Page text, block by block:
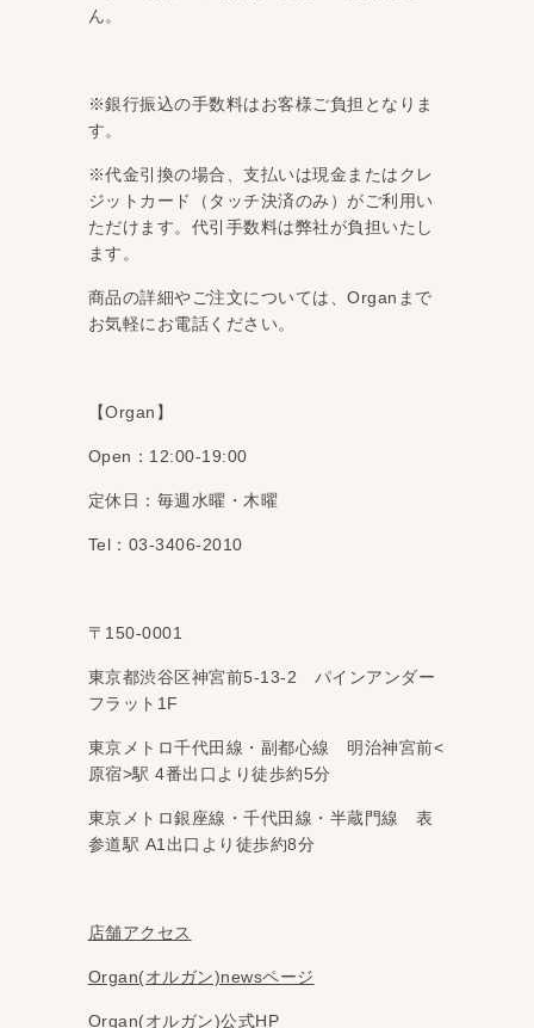
ん。
※銀行振込の手数料はお客様ご負担となりま
す。
※代金引換の場合、支払いは現金またはクレ
ジットカード（タッチ決済のみ）がご利用い
ただけます。代引手数料は弊社が負担いたし
ます。
商品の詳細やご注文については、Organまで
お気軽にお電話ください。
【Organ】
Open：12:00-19:00
定休日：毎週水曜・木曜
Tel：03-3406-2010
〒150-0001
東京都渋谷区神宮前5-13-2 パインアンダー
フラット1F
東京メトロ千代田線・副都心線 明治神宮前<
原宿>駅 4番出口より徒歩約5分
東京メトロ銀座線・千代田線・半蔵門線 表
参道駅 A1出口より徒歩約8分
店舗アクセス
Organ(オルガン)newsページ
Organ(オルガン)公式HP